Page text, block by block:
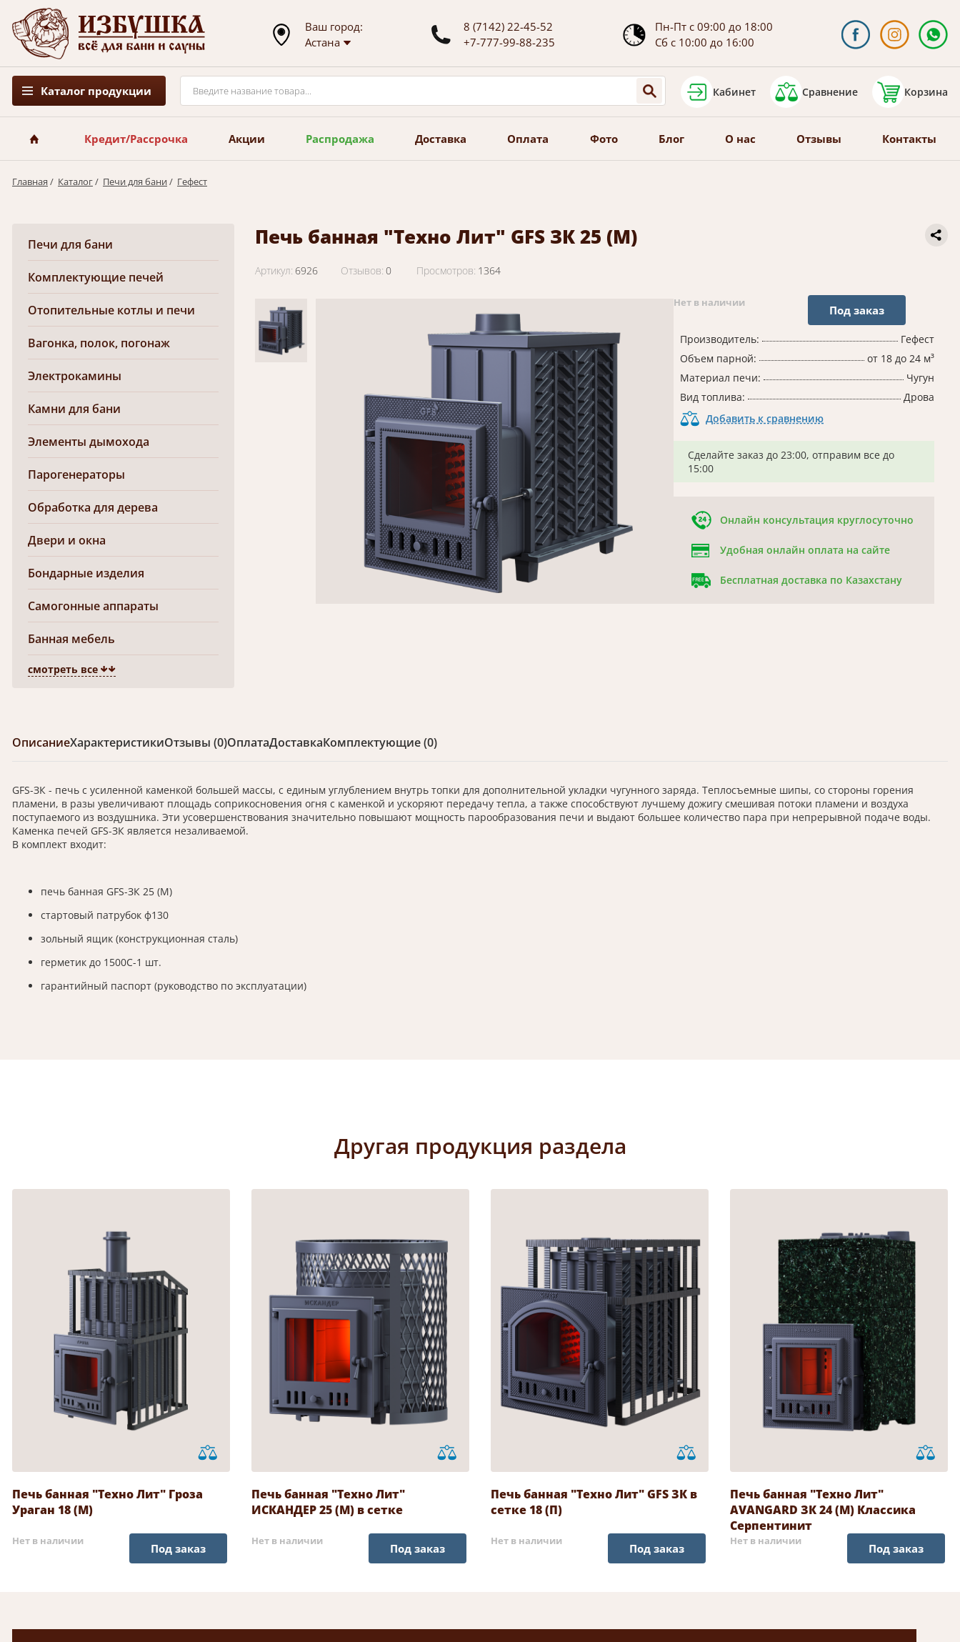
Ваш город:
Астана
8 (7142) 22-45-52
+7-777-99-88-235
Пн-Пт с 09:00 до 18:00
Сб с 10:00 до 16:00
Каталог продукции Кабинет Сравнение Корзина
Кредит/Рассрочка Акции Распродажа Доставка Оплата Фото Блог О нас Отзывы Контакты
Главная / Каталог/ Печи для бани/ Гефест
Печи для бани
Комплектующие печей
Отопительные котлы и печи
Вагонка, полок, погонаж
Электрокамины
Камни для бани
Элементы дымохода
Парогенераторы
Обработка для дерева
Двери и окна
Бондарные изделия
Самогонные аппараты
Банная мебель
смотреть все
Печь банная "Техно Лит" GFS ЗК 25 (М)
Артикул: 6926 Отзывов: 0 Просмотров: 1364
Нет в наличии
Под заказ
Производитель:
Гефест
Объем парной:
от 18 до 24 м³
Материал печи:
Чугун
Вид топлива:
Дрова
Добавить к сравнению
Сделайте заказ до 23:00, отправим все до
15:00
Онлайн консультация круглосуточно
Удобная онлайн оплата на сайте
Бесплатная доставка по Казахстану
ОписаниеХарактеристикиОтзывы (0)ОплатаДоставкаКомплектующие (0)
GFS-ЗК - печь с усиленной каменкой большей массы, с единым углублением внутрь топки для дополнительной укладки чугунного заряда. Теплосъемные шипы, со стороны горения
пламени, в разы увеличивают площадь соприкосновения огня с каменкой и ускоряют передачу тепла, а также способствуют лучшему дожигу смешивая потоки пламени и воздуха
поступаемого из воздушника. Эти усовершенствования значительно повышают мощность парообразования печи и выдают большее количество пара при непрерывной подаче воды.
Каменка печей GFS-ЗК является незаливаемой.
В комплект входит:
печь банная GFS-ЗК 25 (М)
стартовый патрубок ф130
зольный ящик (конструкционная сталь)
герметик до 1500С-1 шт.
гарантийный паспорт (руководство по эксплуатации)
Другая продукция раздела
Печь банная "Техно Лит" Гроза
Ураган 18 (М)
Нет в наличии
Под заказ
Печь банная "Техно Лит"
ИСКАНДЕР 25 (М) в сетке
Нет в наличии
Под заказ
Печь банная "Техно Лит" GFS ЗК в
сетке 18 (П)
Нет в наличии
Под заказ
Печь банная "Техно Лит"
AVANGARD ЗК 24 (М) Классика
Серпентинит
Нет в наличии
Под заказ